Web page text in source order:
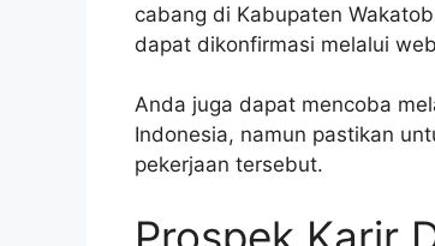
cabang di Kabupaten
dapat dikonfirmasi melalui
Anda juga dapat mencoba
Indonesia, namun pastikan
pekerjaan tersebut.
Prospek Karir